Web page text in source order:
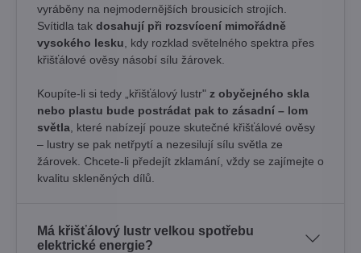
vyráběny na nejmodernějších brousicích strojích.
Svítidla tak dosahují při rozsvícení mimořádně
vysokého lesku , kdy rozklad světelného spektra přes
křišťálové ověsy násobí sílu žárovek. ​
Koupíte-li si tedy „křišťálový lustr" z obyčejného skla
nebo plastu bude postrádat pak to zásadní – lom
světla , které nabízejí pouze skutečné křišťálové ověsy
– lustry se pak netřpytí a nezesilují sílu světla ze
žárovek. Chcete-li předejít zklamání, vždy se zajímejte o
kvalitu skleněných dílů.
Má křišťálový lustr velkou spotřebu
elektrické energie?